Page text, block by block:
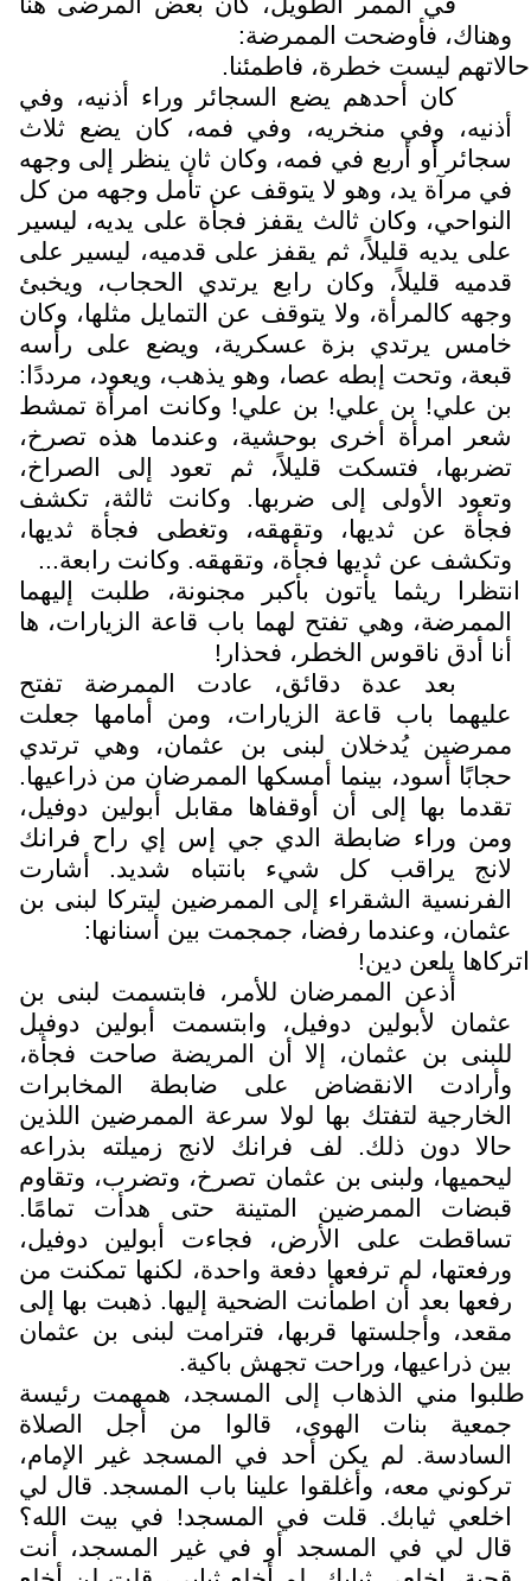
وهناك، فأوضحت الممرضة:
حالاتهم ليست خطرة، فاطمئنا.
كان أحدهم يضع السجائر وراء أذنيه، وفي
أذنيه، وفي منخريه، وفي فمه، كان يضع ثلاث
سجائر أو أربع في فمه، وكان ثان ينظر إلى وجهه
في مرآة يد، وهو لا يتوقف عن تأمل وجهه من كل
النواحي، وكان ثالث يقفز فجأة على يديه، ليسير
على يديه قليلاً، ثم يقفز على قدميه، ليسير على
قدميه قليلاً، وكان رابع يرتدي الحجاب، ويخبئ
وجهه كالمرأة، ولا يتوقف عن التمايل مثلها، وكان
خامس يرتدي بزة عسكرية، ويضع على رأسه
قبعة، وتحت إبطه عصا، وهو يذهب، ويعود، مرددًا:
بن علي! بن علي! بن علي! وكانت امرأة تمشط
شعر امرأة أخرى بوحشية، وعندما هذه تصرخ،
تضربها، فتسكت قليلاً، ثم تعود إلى الصراخ،
وتعود الأولى إلى ضربها. وكانت ثالثة، تكشف
فجأة عن ثديها، وتقهقه، وتغطى فجأة ثديها،
وتكشف عن ثديها فجأة، وتقهقه. وكانت رابعة...
انتظرا ريثما يأتون بأكبر مجنونة، طلبت إليهما
الممرضة، وهي تفتح لهما باب قاعة الزيارات، ها
أنا أدق ناقوس الخطر، فحذار!
بعد عدة دقائق، عادت الممرضة تفتح
عليهما باب قاعة الزيارات، ومن أمامها جعلت
ممرضين يُدخلان لبنى بن عثمان، وهي ترتدي
حجابًا أسود، بينما أمسكها الممرضان من ذراعيها.
تقدما بها إلى أن أوقفاها مقابل أبولين دوفيل،
ومن وراء ضابطة الدي جي إس إي راح فرانك
لانج يراقب كل شيء بانتباه شديد. أشارت
الفرنسية الشقراء إلى الممرضين ليتركا لبنى بن
عثمان، وعندما رفضا، جمجمت بين أسنانها:
اتركاها يلعن دين!
أذعن الممرضان للأمر، فابتسمت لبنى بن
عثمان لأبولين دوفيل، وابتسمت أبولين دوفيل
للبنى بن عثمان، إلا أن المريضة صاحت فجأة،
وأرادت الانقضاض على ضابطة المخابرات
الخارجية لتفتك بها لولا سرعة الممرضين اللذين
حالا دون ذلك. لف فرانك لانج زميلته بذراعه
ليحميها، ولبنى بن عثمان تصرخ، وتضرب، وتقاوم
قبضات الممرضين المتينة حتى هدأت تمامًا.
تساقطت على الأرض، فجاءت أبولين دوفيل،
ورفعتها، لم ترفعها دفعة واحدة، لكنها تمكنت من
رفعها بعد أن اطمأنت الضحية إليها. ذهبت بها إلى
مقعد، وأجلستها قربها، فترامت لبنى بن عثمان
بين ذراعيها، وراحت تجهش باكية.
طلبوا مني الذهاب إلى المسجد، همهمت رئيسة
جمعية بنات الهوى، قالوا من أجل الصلاة
السادسة. لم يكن أحد في المسجد غير الإمام،
تركوني معه، وأغلقوا علينا باب المسجد. قال لي
اخلعي ثيابك. قلت في المسجد! في بيت الله؟
قال لي في المسجد أو في غير المسجد، أنت